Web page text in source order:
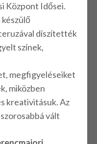
Központ Idősei.
díszítették
színek,
megfigyeléseiket
miközben
kreativitásuk. Az
vált